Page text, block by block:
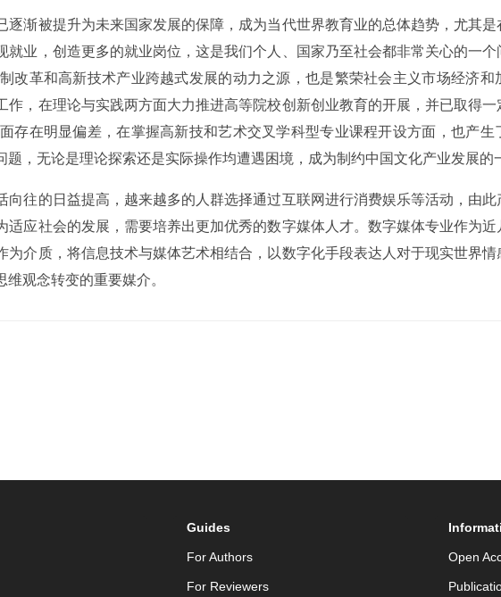
渐被提升为未来国家发展的保障，成为当代世界教育业的总体趋势，尤其
业，创造更多的就业岗位，这是我们个人、国家乃至社会都非常关心的一
改革和高新技术产业跨越式发展的动力之源，也是繁荣社会主义市场经济和
，在理论与实践两方面大力推进高等院校创新创业教育的开展，并已取得一
存在明显偏差，在掌握高新技和艺术交叉学科型专业课程开设方面，也产生
，无论是理论探索还是实际操作均遭遇困境，成为制约中国文化产业发展的
往的日益提高，越来越多的人群选择通过互联网进行消费娱乐等活动，由
应社会的发展，需要培养出更加优秀的数字媒体人才。数字媒体专业作为
介质，将信息技术与媒体艺术相结合，以数字化手段表达人对于现实世界
观念转变的重要媒介。
Guides
For Authors
For Reviewers
Open